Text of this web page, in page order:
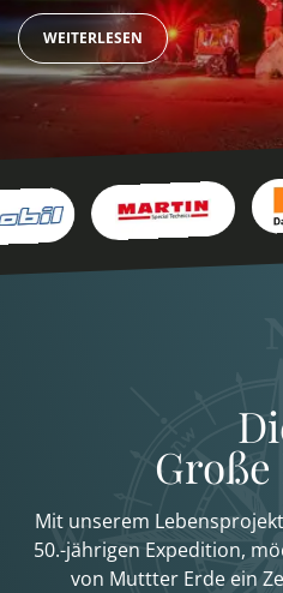
WEITERLESEN
Große
Mit unserem Lebensprojekt
50.-jährigen Expedition,
von Muttter Erde ein